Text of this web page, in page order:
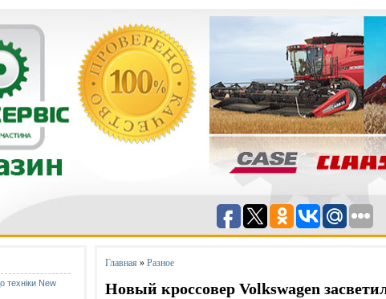
техніки New
Главная » Разное
Новый кроссовер Volkswagen